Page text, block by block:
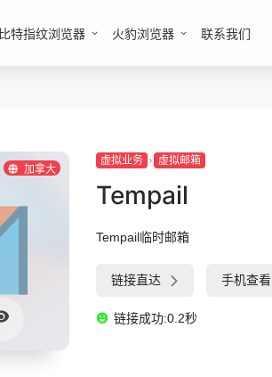
比特指纹浏览器 火豹浏览器 联系我们
加拿大
虚拟业务 虚拟邮箱
Tempail
Tempail临时邮箱
链接直达 手机查看
链接成功:0.2秒